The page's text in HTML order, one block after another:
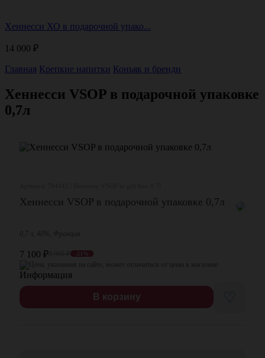
Хеннесси ХО в подарочной упако...
14 000 ₽
Главная Крепкие напитки Коньяк и бренди
Хеннесси VSOP в подарочной упаковке
0,7л
Хеннесси VSOP в подарочной упаковке 0,7л
7 100 ₽ -21%
В корзину ♡